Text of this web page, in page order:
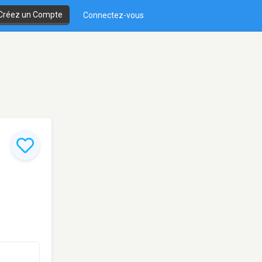
un Compte Connectez-vous